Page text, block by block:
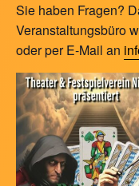
Sie haben Fragen?
Veranstaltungsbüro
oder per E-Mail an